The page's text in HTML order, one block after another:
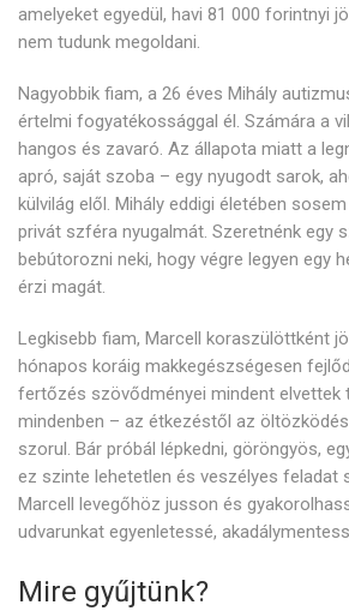
amelyeket egyedül, havi 81 000 forintnyi
nem tudunk megoldani.
Nagyobbik fiam, a 26 éves Mihály
értelmi fogyatékossággal él. Számára a
hangos és zavaró. Az állapota miatt a
apró, saját szoba – egy nyugodt sarok,
külvilág elől. Mihály eddigi életében
privát szféra nyugalmát. Szeretnénk egy
bebútorozni neki, hogy végre legyen egy
érzi magát.
Legkisebb fiam, Marcell koraszülöttként
hónapos koráig makkegészségesen
fertőzés szövődményei mindent elvettek
mindenben – az étkezéstől az
szorul. Bár próbál lépkedni, göröngyös,
ez szinte lehetetlen és veszélyes feladat
Marcell levegőhöz jusson és
udvarunkat egyenletessé,
Mire gyűjtünk?